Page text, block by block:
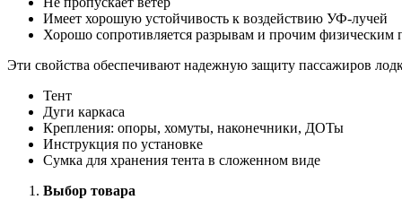
Имеет хорошую устойчивость к воздействию УФ-лучей
Хорошо сопротивляется разрывам и прочим физическим
Эти свойства обеспечивают надежную защиту пассажиров
Тент
Дуги каркаса
Крепления: опоры, хомуты, наконечники, ДОТы
Инструкция по установке
Сумка для хранения тента в сложенном виде
Выбор товара